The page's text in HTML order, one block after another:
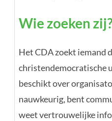
Wie zoeken
Het CDA zoekt iemand
christendemocratische
beschikt over
nauwkeurig, bent
weet vertrouwelijke